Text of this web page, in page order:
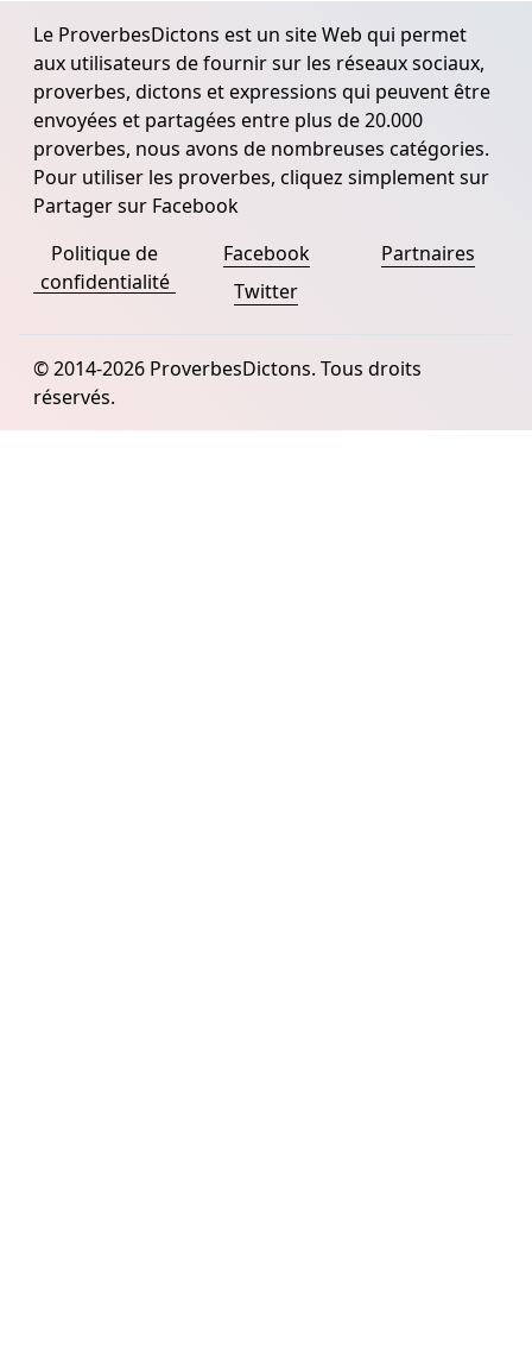
Le ProverbesDictons est un site Web qui permet
aux utilisateurs de fournir sur les réseaux sociaux,
proverbes, dictons et expressions qui peuvent être
envoyées et partagées entre plus de 20.000
proverbes, nous avons de nombreuses catégories.
Pour utiliser les proverbes, cliquez simplement sur
Partager sur Facebook
Politique de
confidentialité
Facebook
Twitter
Partnaires
© 2014-2026 ProverbesDictons. Tous droits
réservés.